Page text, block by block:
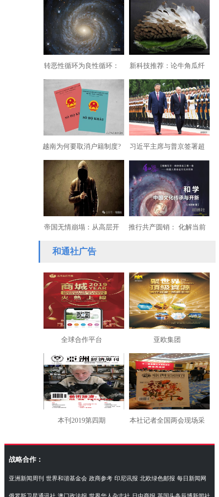
场里的野蛮生长 老挝
转恶性循环为良性循环：
中国经济逆势走出内卷的
奥秘
新科技推荐：论牛角瓜纤
维纺织产业创建与纺织新
格局趋势
越南为何要取消户籍制度? 习近平主席与普京签署超
40份文件：中俄战略深度
绑定
帝国无情崩塌：从高层开
始渗透的“代理人计划”
推行共产圆销： 化解当前
裕的必由之路
和通社广告
全球合作平台 亚欧集团
本刊2019第四期 本社记者全国两会现场采
访湖南代表团
战略合作：
亚洲新闻周刊 世界和谐基金会 政商参考 印尼讯报 北欧绿色邮报 每日新闻网